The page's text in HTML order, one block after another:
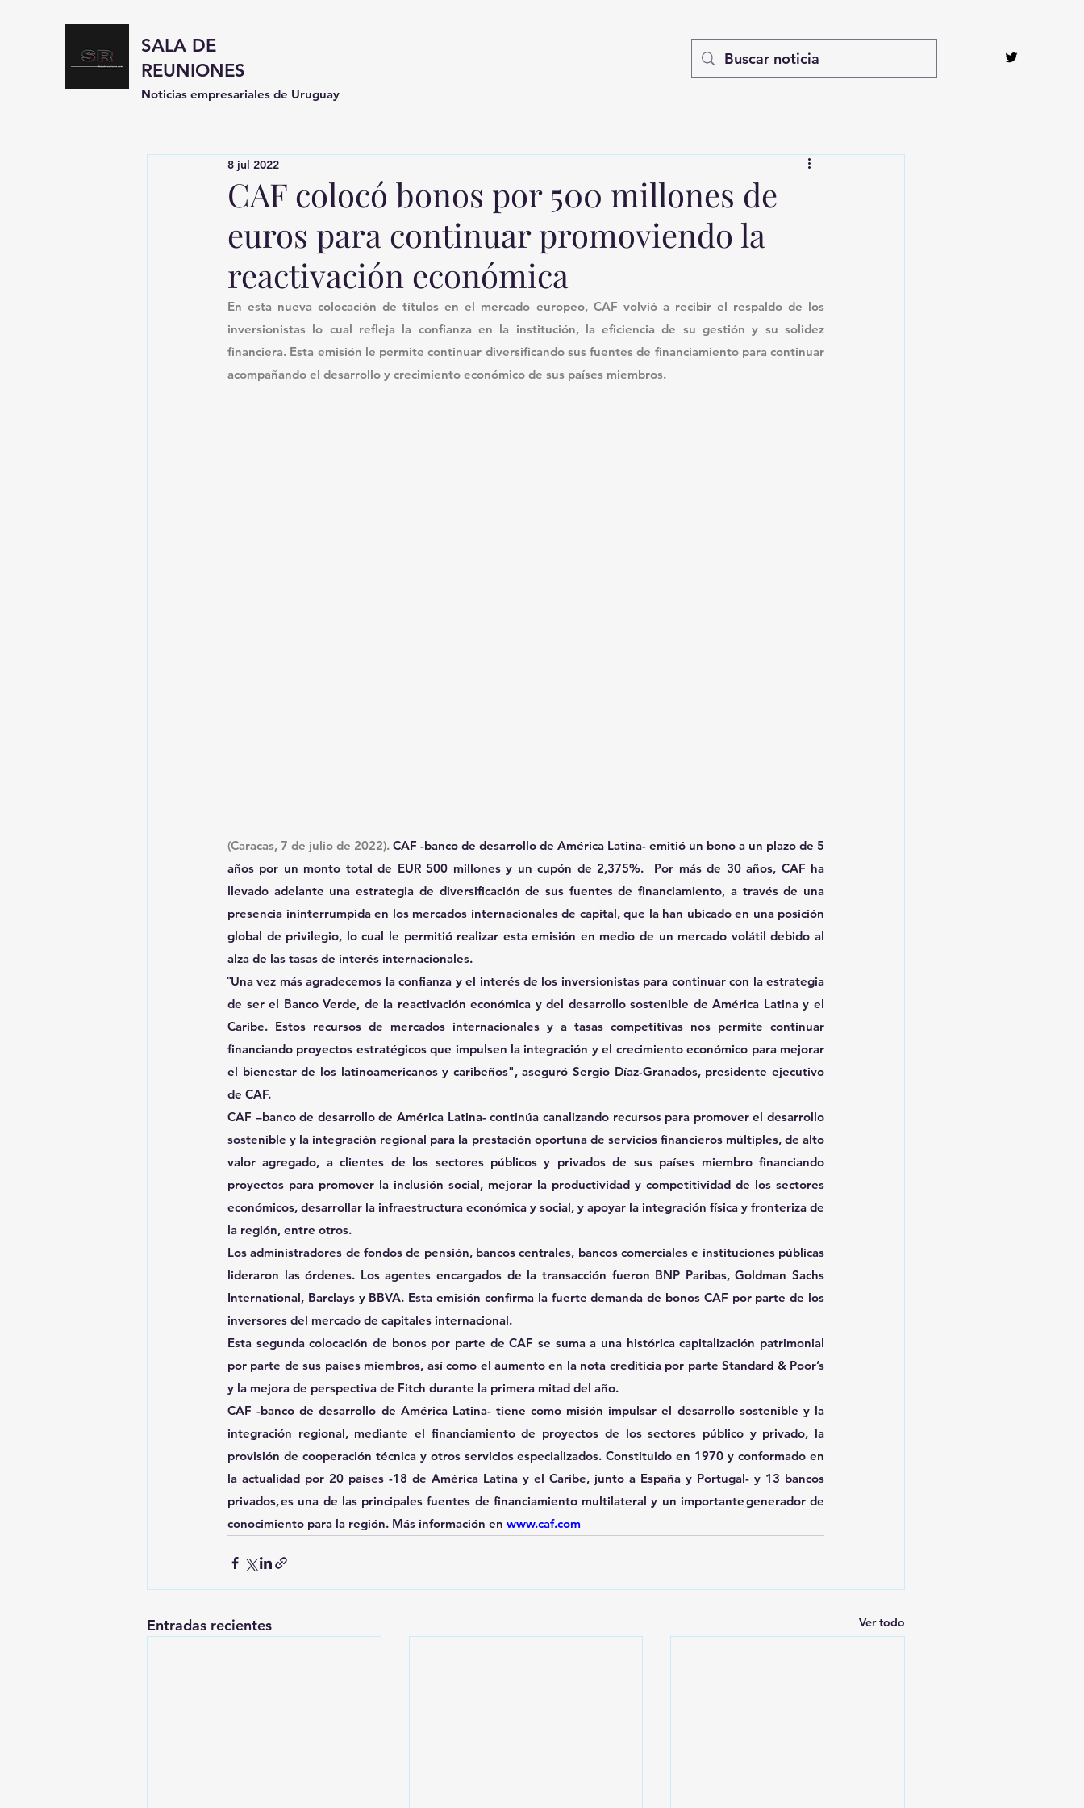
SALA DE
REUNIONES
Noticias empresariales de Uruguay
CAF colocó bonos por 500 millones de
euros para continuar promoviendo la
reactivación económica
8 jul 2022
En esta nueva colocación de títulos en el mercado europeo, CAF volvió a recibir el respaldo de los
inversionistas lo cual refleja la confianza en la institución, la eficiencia de su gestión y su solidez
financiera. Esta emisión le permite continuar diversificando sus fuentes de financiamiento para continuar
acompañando el desarrollo y crecimiento económico de sus países miembros.
(Caracas, 7 de julio de 2022). CAF -banco de desarrollo de América Latina- emitió un bono a un plazo de 5
años por un monto total de EUR 500 millones y un cupón de 2,375%.  Por más de 30 años, CAF ha
llevado adelante una estrategia de diversificación de sus fuentes de financiamiento, a través de una
presencia ininterrumpida en los mercados internacionales de capital, que la han ubicado en una posición
global de privilegio, lo cual le permitió realizar esta emisión en medio de un mercado volátil debido al
alza de las tasas de interés internacionales.
¨Una vez más agradecemos la confianza y el interés de los inversionistas para continuar con la estrategia
de ser el Banco Verde, de la reactivación económica y del desarrollo sostenible de América Latina y el
Caribe. Estos recursos de mercados internacionales y a tasas competitivas nos permite continuar
financiando proyectos estratégicos que impulsen la integración y el crecimiento económico para mejorar
el bienestar de los latinoamericanos y caribeños", aseguró Sergio Díaz-Granados, presidente ejecutivo
de CAF.
CAF –banco de desarrollo de América Latina- continúa canalizando recursos para promover el desarrollo
sostenible y la integración regional para la prestación oportuna de servicios financieros múltiples, de alto
valor agregado, a clientes de los sectores públicos y privados de sus países miembro financiando
proyectos para promover la inclusión social, mejorar la productividad y competitividad de los sectores
económicos, desarrollar la infraestructura económica y social, y apoyar la integración física y fronteriza de
la región, entre otros.
Los administradores de fondos de pensión, bancos centrales, bancos comerciales e instituciones públicas
lideraron las órdenes. Los agentes encargados de la transacción fueron BNP Paribas, Goldman Sachs
International, Barclays y BBVA. Esta emisión confirma la fuerte demanda de bonos CAF por parte de los
inversores del mercado de capitales internacional.
Esta segunda colocación de bonos por parte de CAF se suma a una histórica capitalización patrimonial
por parte de sus países miembros, así como el aumento en la nota crediticia por parte Standard & Poor’s
y la mejora de perspectiva de Fitch durante la primera mitad del año.
CAF -banco de desarrollo de América Latina- tiene como misión impulsar el desarrollo sostenible y la
integración regional, mediante el financiamiento de proyectos de los sectores público y privado, la
provisión de cooperación técnica y otros servicios especializados. Constituido en 1970 y conformado en
la actualidad por 20 países -18 de América Latina y el Caribe, junto a España y Portugal- y 13 bancos
privados, es una de las principales fuentes de financiamiento multilateral y un importante generador de
conocimiento para la región. Más información en www.caf.com
Entradas recientes Ver todo